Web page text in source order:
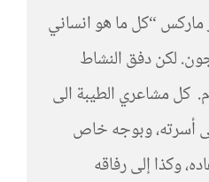
ماركس “كل ما هو انساني
لكن دفق النشاط
كل مشاعري الطيبة الى
أسرته، وبوجه خاص
وكذا إلى رفاقه